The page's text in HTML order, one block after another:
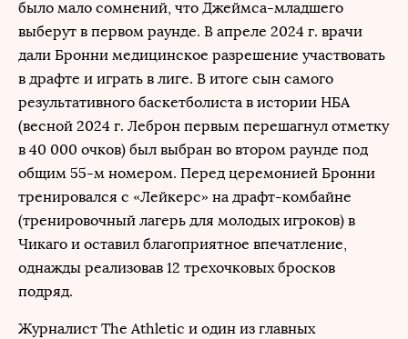
было мало сомнений, что Джеймса-младшего
выберут в первом раунде. В апреле 2024 г. врачи
дали Бронни медицинское разрешение участвовать
в драфте и играть в лиге. В итоге сын самого
результативного баскетболиста в истории НБА
(весной 2024 г. Леброн первым перешагнул отметку
в 40 000 очков) был выбран во втором раунде под
общим 55-м номером. Перед церемонией Бронни
тренировался с «Лейкерс» на драфт-комбайне
(тренировочный лагерь для молодых игроков) в
Чикаго и оставил благоприятное впечатление,
однажды реализовав 12 трехочковых бросков
подряд.
Журналист The Athletic и один из главных